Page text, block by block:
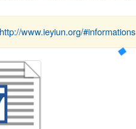
http://www.ieyiun.org/#informations